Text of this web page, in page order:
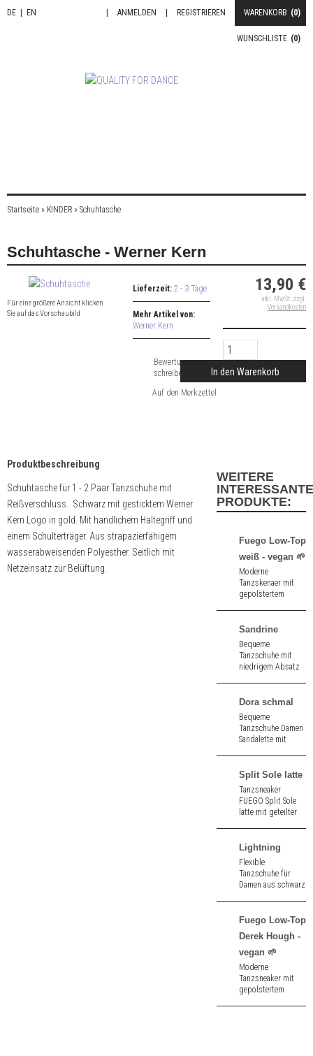
DE EN WARENKORB (0)
REGISTRIEREN
ANMELDEN
WUNSCHLISTE (0)
Startseite » KINDER » Schuhtasche
Schuhtasche - Werner Kern
Für eine größere Ansicht klicken
Sie auf das Vorschaubild
Lieferzeit: 2 - 3 Tage
Mehr Artikel von:
Werner Kern
Bewertung
schreiben
13,90 €
inkl. MwSt. zzgl.
Versandkosten
In den Warenkorb
Produktbeschreibung
Schuhtasche für 1 - 2 Paar Tanzschuhe mit
Reißverschluss. Schwarz mit gesticktem Werner
Kern Logo in gold. Mit handlichem Haltegriff und
einem Schulterträger. Aus strapazierfähigem
wasserabweisenden Polyesther. Seitlich mit
Netzeinsatz zur Belüftung.
WEITERE
INTERESSANTE
PRODUKTE:
Fuego Low-Top
weiß - vegan 🌱
Moderne
Tanzskenaer mit
gepolstertem
weißem Kunstleder
- vegan 🌱.
Sandrine
Bequeme
Tanzschuhe mit
niedrigem Absatz
hoher Absatz.
Dora schmal
Bequeme
Tanzschuhe Damen
Sandalette mit
perl nude Nappa.
Schmale Weite. 5,5
cm hoher Absatz.
Split Sole latte
Tanzsneaker
FUEGO Split Sole
latte mit geteilter
straßentauglicher
Sohle.
Lightning
Flexible
Tanzschuhe für
Damen aus schwarz
1,5" (ca. 4,0 cm).
Fuego Low-Top
Derek Hough -
vegan 🌱
Moderne
Tanzsneaker mit
gepolstertem